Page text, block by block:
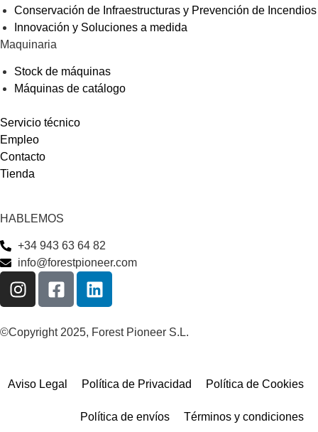
Conservación de Infraestructuras y Prevención de Incendios
Innovación y Soluciones a medida
Maquinaria
Stock de máquinas
Máquinas de catálogo
Servicio técnico
Empleo
Contacto
Tienda
HABLEMOS
+34 943 63 64 82
info@forestpioneer.com
©Copyright 2025, Forest Pioneer S.L.
Aviso Legal Política de Privacidad Política de Cookies
Política de envíos Términos y condiciones